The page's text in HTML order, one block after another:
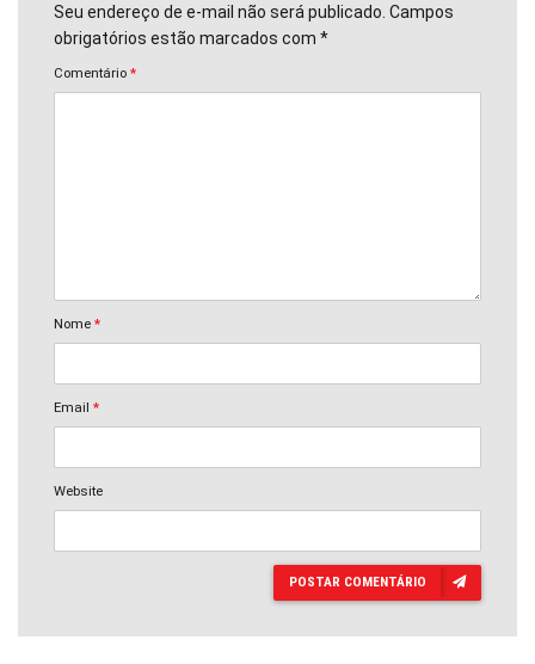
Seu endereço de e-mail não será publicado. Campos
obrigatórios estão marcados com *
Comentário *
Nome *
Email *
Website
POSTAR COMENTÁRIO